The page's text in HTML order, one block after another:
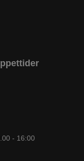
- 16:00